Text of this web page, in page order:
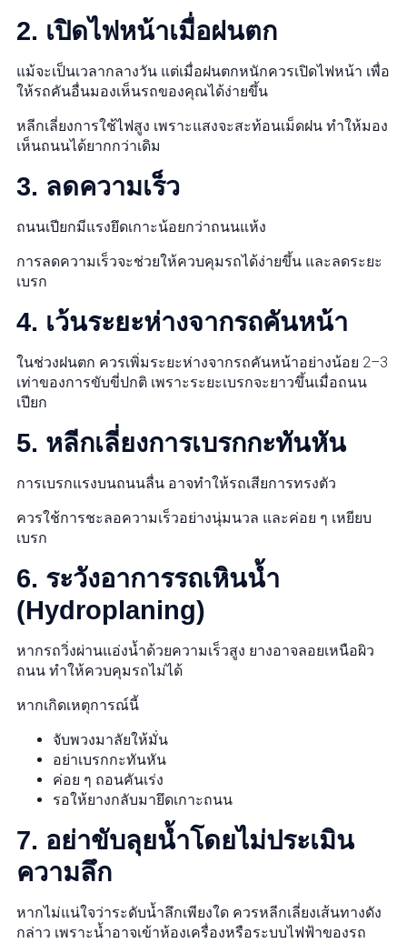
2. เปิดไฟหน้าเมื่อฝนตก
แม้จะเป็นเวลากลางวัน แต่เมื่อฝนตกหนักควรเปิดไฟหน้า เพื่อ
ให้รถคันอื่นมองเห็นรถของคุณได้ง่ายขึ้น
หลีกเลี่ยงการใช้ไฟสูง เพราะแสงจะสะท้อนเม็ดฝน ทำให้มอง
เห็นถนนได้ยากกว่าเดิม
3. ลดความเร็ว
ถนนเปียกมีแรงยึดเกาะน้อยกว่าถนนแห้ง
การลดความเร็วจะช่วยให้ควบคุมรถได้ง่ายขึ้น และลดระยะ
เบรก
4. เว้นระยะห่างจากรถคันหน้า
ในช่วงฝนตก ควรเพิ่มระยะห่างจากรถคันหน้าอย่างน้อย 2–3
เท่าของการขับขี่ปกติ เพราะระยะเบรกจะยาวขึ้นเมื่อถนน
เปียก
5. หลีกเลี่ยงการเบรกกะทันหัน
การเบรกแรงบนถนนลื่น อาจทำให้รถเสียการทรงตัว
ควรใช้การชะลอความเร็วอย่างนุ่มนวล และค่อย ๆ เหยียบ
เบรก
6. ระวังอาการรถเหินน้ำ
(Hydroplaning)
หากรถวิ่งผ่านแอ่งน้ำด้วยความเร็วสูง ยางอาจลอยเหนือผิว
ถนน ทำให้ควบคุมรถไม่ได้
หากเกิดเหตุการณ์นี้
จับพวงมาลัยให้มั่น
อย่าเบรกกะทันหัน
ค่อย ๆ ถอนคันเร่ง
รอให้ยางกลับมายึดเกาะถนน
7. อย่าขับลุยน้ำโดยไม่ประเมิน
ความลึก
หากไม่แน่ใจว่าระดับน้ำลึกเพียงใด ควรหลีกเลี่ยงเส้นทางดัง
กล่าว เพราะน้ำอาจเข้าห้องเครื่องหรือระบบไฟฟ้าของรถ